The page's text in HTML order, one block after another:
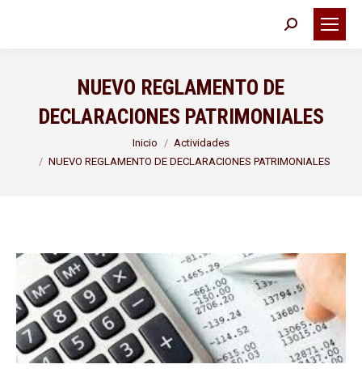
Buscar:
NUEVO REGLAMENTO DE
DECLARACIONES PATRIMONIALES
Inicio
Actividades
NUEVO REGLAMENTO DE DECLARACIONES PATRIMONIALES